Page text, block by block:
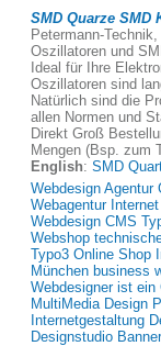
SMD Quarze
Petermann-
Oszillatoren und
Ideal für Ihre
Oszillatoren sind
Natürlich sind die
allen Normen und
Direkt Groß
Mengen (Bsp. zum
English: SMD
Webdesign Agentur
Webagentur
Webdesign CMS
Webshop
Typo3 Online Shop
München business
Webdesigner ist
MultiMedia Design
Internetgestaltung
Designstudio